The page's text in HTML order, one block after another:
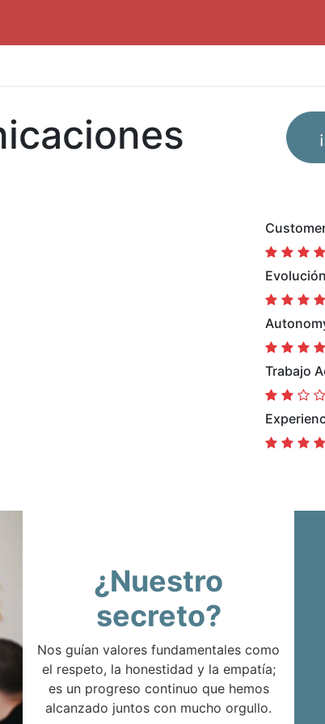
Trabajo
¿Nuestro
secreto?
Nos guían valores fundamentales como
el respeto, la honestidad y la empatía;
es un progreso continuo que hemos
alcanzado juntos con mucho orgullo.